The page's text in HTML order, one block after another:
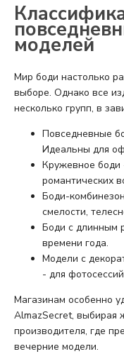
моделей
Мир боди настолько
выборе. Однако все
несколько групп, в
Повседневные
Идеальны для
Кружевное боди
романтических
Боди-
смелости,
Боди с длинным
времени года.
Модели с
- для
Магазинам особенно
AlmazSecret, выбирая
производителя, где
вечерние модели.